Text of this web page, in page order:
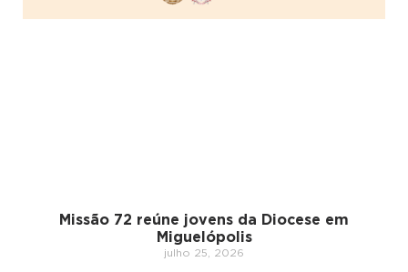
Missão 72 reúne jovens da Diocese em
Miguelópolis
julho 25, 2026